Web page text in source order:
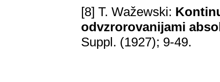
[8] T. Wažewski:
odvzrorovanijami
Suppl. (1927); 9-49.